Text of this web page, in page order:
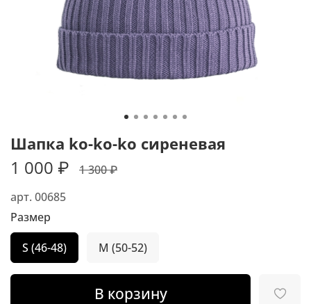
арт. 00685
Шапка ko-ko-ko сиреневая
1 000 ₽ 1 300 ₽
В корзину
Размер
S (46-48)
M (50-52)